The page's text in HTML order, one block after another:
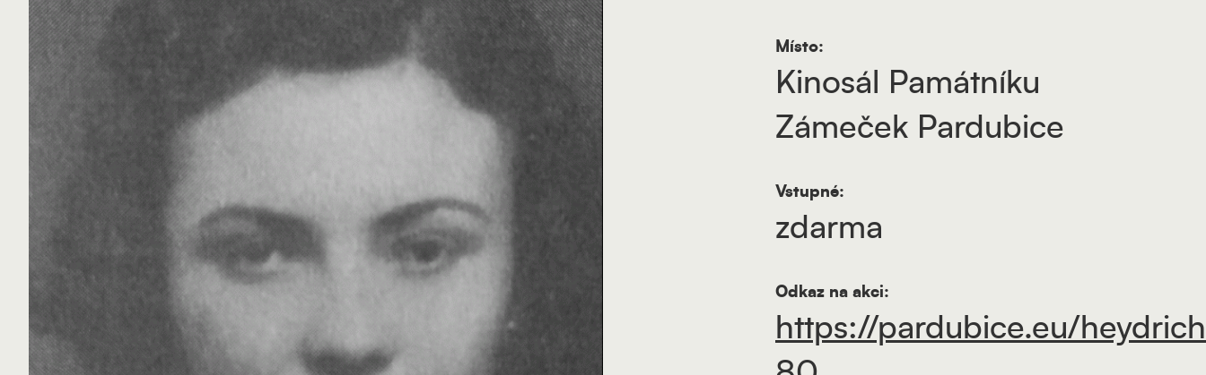
Místo:
Kinosál Památníku
Zámeček Pardubice
Vstupné:
zdarma
Odkaz na akci:
https://pardubice.eu/